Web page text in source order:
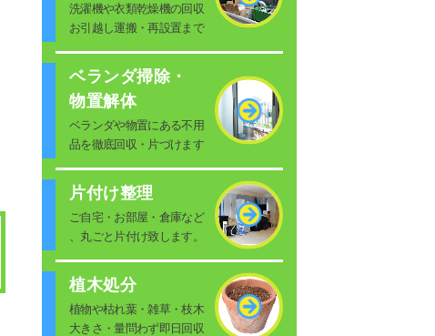
洗濯機や衣類乾燥機の回収
お引越し運搬・再設置まで
ベランダ掃除・
物置解体
ベランダや物置にある不用
品を徹底回収・片づけます
片付け整理
ご自宅・お部屋・倉庫など
、丸ごと片付け致します。
植木処分
植物や枯れ葉・雑草・枝木
大きさ・量問わず即日回収